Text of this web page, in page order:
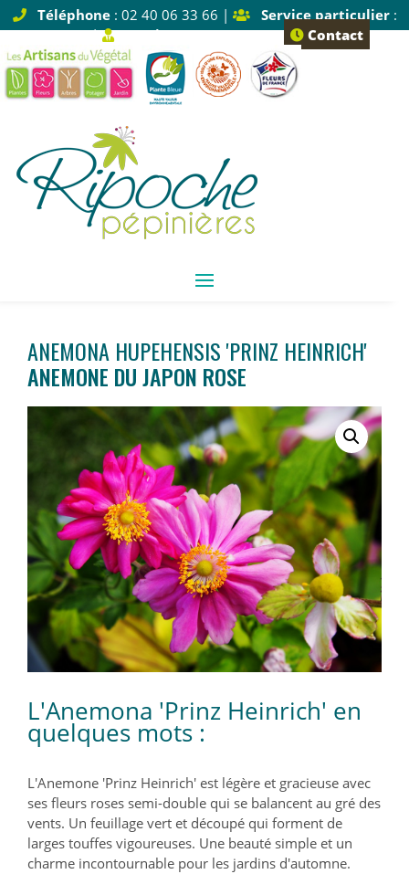
Téléphone: 02 40 06 33 66 | Service particulier:
Tapez 1 |
Service pro: Tapez 2 Contact
ANEMONA HUPEHENSIS 'PRINZ HEINRICH'
ANEMONE DU JAPON ROSE
L'Anemona 'Prinz Heinrich' en
quelques mots :
L'Anemone 'Prinz Heinrich' est légère et gracieuse avec
ses fleurs roses semi-double qui se balancent au gré des
vents. Un feuillage vert et découpé qui forment de
larges touffes vigoureuses. Une beauté simple et un
charme incontournable pour les jardins d'automne.